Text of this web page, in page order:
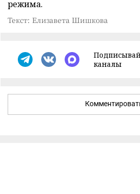
режима.
Текст: Елизавета Шишкова
каналы